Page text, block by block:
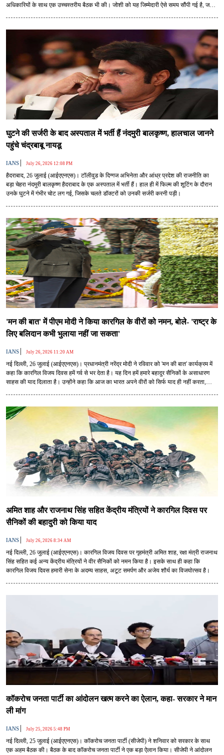
अधिकारियों के साथ एक उच्चस्तरीय बैठक भी की। जोशी को यह जिम्मेदारी ऐसे समय सौंपी गई है, जब
घुटने की सर्जरी के बाद अस्पताल में भर्ती हैं नंदमुरी बालकृष्ण, हालचाल जानने
पहुंचे चंद्रबाबू नायडू
IANS | July 26, 2026 12:08 PM
हैदराबाद, 26 जुलाई (आईएएनएस)। टॉलीवुड के दिग्गज अभिनेता और आंध्र प्रदेश की राजनीति का
बड़ा चेहरा नंदमुरी बालकृष्ण हैदराबाद के एक अस्पताल में भर्ती हैं। हाल ही में फिल्म की शूटिंग के दौरान
उनके घुटने में गंभीर चोट लग गई, जिसके चलते डॉक्टरों को उनकी सर्जरी करनी पड़ी।
'मन की बात' में पीएम मोदी ने किया कारगिल के वीरों को नमन, बोले- 'राष्ट्र के
लिए बलिदान कभी भुलाया नहीं जा सकता'
IANS | July 26, 2026 11:20 AM
नई दिल्ली, 26 जुलाई (आईएएनएस)। प्रधानमंत्री नरेंद्र मोदी ने रविवार को 'मन की बात' कार्यक्रम में
कहा कि कारगिल विजय दिवस हमें गर्व से भर देता है। यह दिन हमें हमारे बहादुर सैनिकों के असाधारण
साहस की याद दिलाता है। उन्होंने कहा कि आज का भारत अपने वीरों को सिर्फ याद ही नहीं करता,
अमित शाह और राजनाथ सिंह सहित केंद्रीय मंत्रियों ने कारगिल दिवस पर
सैनिकों की बहादुरी को किया याद
IANS | July 26, 2026 8:34 AM
नई दिल्ली, 26 जुलाई (आईएएनएस)। कारगिल विजय दिवस पर गृहमंत्री अमित शाह, रक्षा मंत्री राजनाथ
सिंह सहित कई अन्य केंद्रीय मंत्रियों ने वीर सैनिकों को नमन किया है। इसके साथ ही कहा कि
कारगिल विजय दिवस हमारी सेना के अदम्य साहस, अटूट समर्पण और अजेय शौर्य का विजयोत्सव है।
कॉकरोच जनता पार्टी का आंदोलन खत्म करने का ऐलान, कहा- सरकार ने मान
ली मांग
IANS | July 25, 2026 5:48 PM
नई दिल्ली, 25 जुलाई (आईएएनएस)। कॉकरोच जनता पार्टी (सीजेपी) ने शनिवार को सरकार के साथ
एक अहम बैठक की। बैठक के बाद कॉकरोच जनता पार्टी ने एक बड़ा ऐलान किया। सीजेपी ने आंदोलन